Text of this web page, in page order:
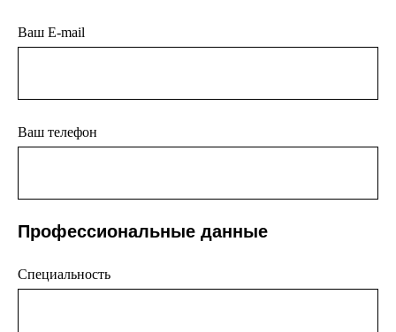
Ваш E-mail
Ваш телефон
Профессиональные данные
Специальность